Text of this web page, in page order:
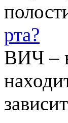
рта?
ВИЧ –